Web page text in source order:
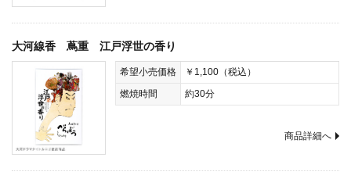
大河線香 蔦重 江戸浮世の香り
希望小売価格
￥1,100（税込）
燃焼時間
約30分
商品詳細へ